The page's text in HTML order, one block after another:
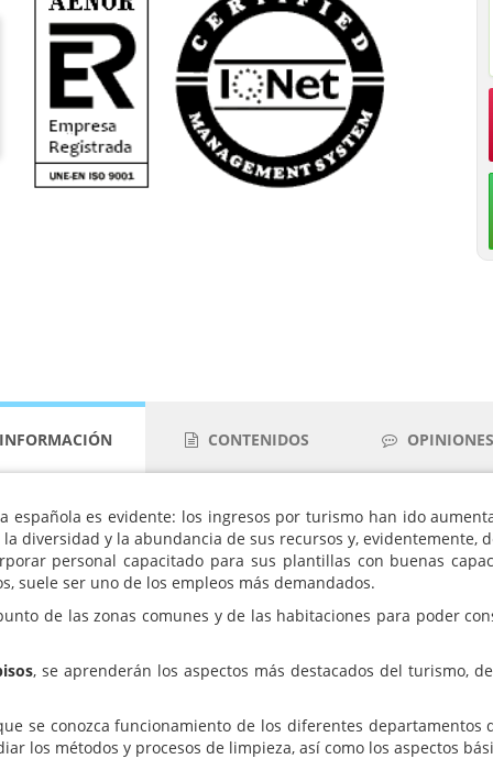
CONTENIDOS
es evidente: los ingresos por turismo han ido
diversidad y la abundancia de sus recursos y, evidentemente,
personal capacitado para sus plantillas con buenas
suele ser uno de los empleos más demandados.
de las zonas comunes y de las habitaciones para poder
, se aprenderán los aspectos más destacados del turismo,
se conozca funcionamiento de los diferentes
los métodos y procesos de limpieza, así como los aspectos